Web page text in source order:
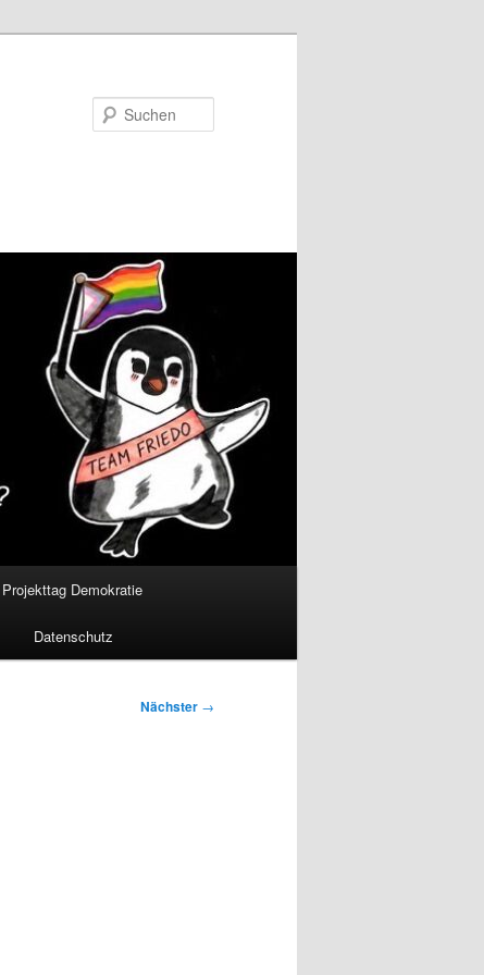
Projekttag Demokratie
Datenschutz
Nächster →